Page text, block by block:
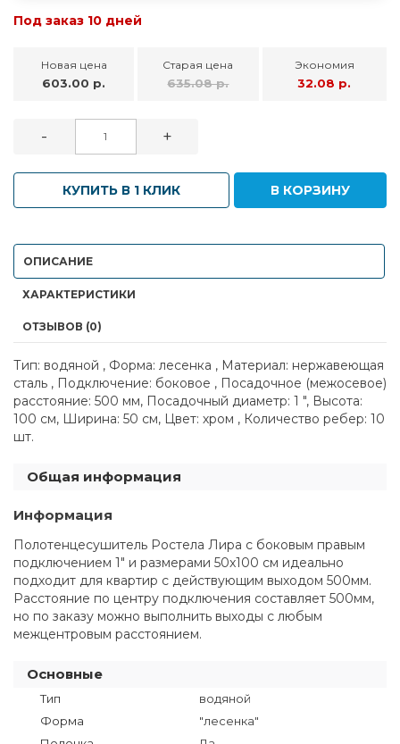
Под заказ 10 дней
Новая цена
603.00 р.
Старая цена
635.08 р.
Экономия
32.08 р.
- +
КУПИТЬ В 1 КЛИК В КОРЗИНУ
ОПИСАНИЕ
ХАРАКТЕРИСТИКИ
ОТЗЫВОВ (0)
Тип: водяной , Форма: лесенка , Материал: нержавеющая
сталь , Подключение: боковое , Посадочное (межосевое)
расстояние: 500 мм, Посадочный диаметр: 1 ", Высота:
100 см, Ширина: 50 см, Цвет: хром , Количество ребер: 10
шт.
Общая информация
Информация
Полотенцесушитель Ростела Лира с боковым правым
подключением 1" и размерами 50x100 см идеально
подходит для квартир с действующим выходом 500мм.
Расстояние по центру подключения составляет 500мм,
но по заказу можно выполнить выходы с любым
межцентровым расстоянием.
Основные
Тип
водяной
Форма
"лесенка"